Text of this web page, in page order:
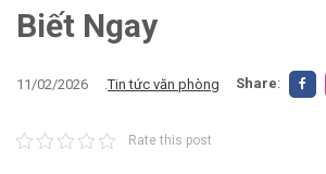
Biết Ngay
11/02/2026 .Tin tức văn phòng Share:
Rate this post